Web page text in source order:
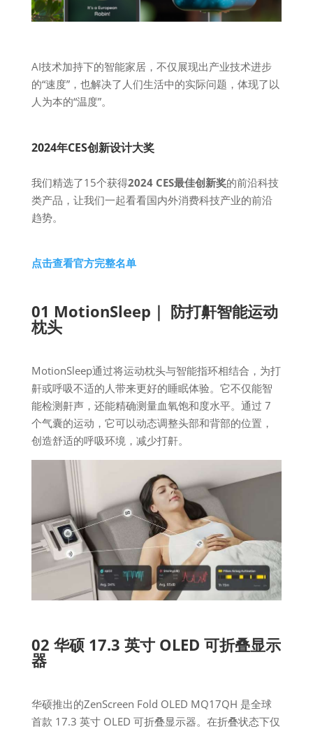
AI技术加持下的智能家居，不仅展现出产业技术进步
的“速度”，也解决了人们生活中的实际问题，体现了以
人为本的“温度”。
2024年CES创新设计大奖
我们精选了15个获得2024 CES最佳创新奖的前沿科技
类产品，让我们一起看看国内外消费科技产业的前沿
趋势。
点击查看官方完整名单
01 MotionSleep｜ 防打鼾智能运动
枕头
MotionSleep通过将运动枕头与智能指环相结合，为打
鼾或呼吸不适的人带来更好的睡眠体验。它不仅能智
能检测鼾声，还能精确测量血氧饱和度水平。通过 7
个气囊的运动，它可以动态调整头部和背部的位置，
创造舒适的呼吸环境，减少打鼾。
02 华硕 17.3 英寸 OLED 可折叠显示
器
华硕推出的ZenScreen Fold OLED MQ17QH 是全球
首款 17.3 英寸 OLED 可折叠显示器。在折叠状态下仅